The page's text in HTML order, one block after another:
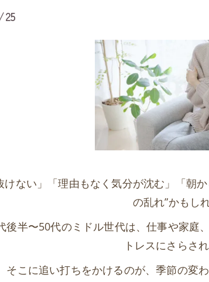
25
けない」「理由もなく気分が沈む」「
の乱れ”かもし
後半〜50代のミドル世代は、仕事や家庭
トレスにさらさ
そこに追い打ちをかけるのが、季節の変